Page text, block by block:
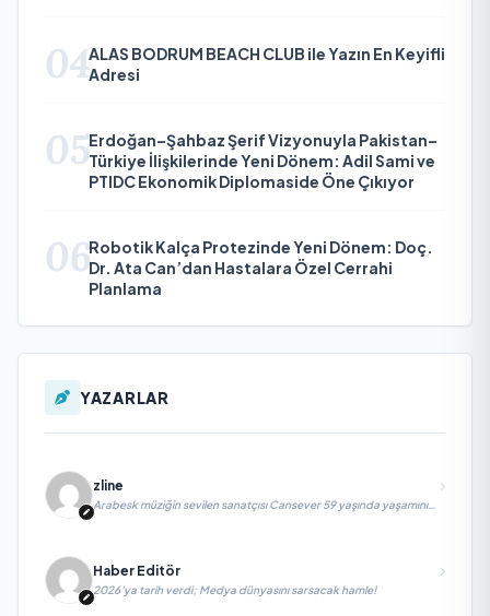
04ALAS BODRUM BEACH CLUB ile Yazın En Keyifli
Adresi
05Erdoğan–Şahbaz Şerif Vizyonuyla Pakistan–
Türkiye İlişkilerinde Yeni Dönem: Adil Sami ve
PTIDC Ekonomik Diplomaside Öne Çıkıyor
06Robotik Kalça Protezinde Yeni Dönem: Doç.
Dr. Ata Can’dan Hastalara Özel Cerrahi
Planlama
YAZARLAR
zline
Arabesk müziğin sevilen sanatçısı Cansever 59 yaşında yaşamını
Haber Editör
2026’ya tarih verdi; Medya dünyasını sarsacak hamle!